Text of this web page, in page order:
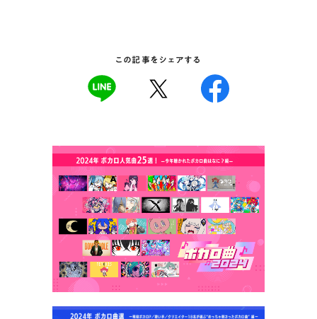
この記事をシェアする